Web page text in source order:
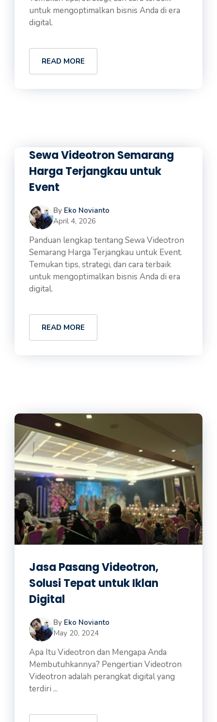
untuk mengoptimalkan bisnis Anda di era
digital.
READ MORE
Sewa Videotron Semarang
Harga Terjangkau untuk
Event
By Eko Novianto
April 4, 2026
Panduan lengkap tentang Sewa Videotron
Semarang Harga Terjangkau untuk Event.
Temukan tips, strategi, dan cara terbaik
untuk mengoptimalkan bisnis Anda di era
digital.
READ MORE
Jasa Pasang Videotron,
Solusi Tepat untuk Iklan
Digital
By Eko Novianto
May 20, 2024
Apa Itu Videotron dan Mengapa Anda
Membutuhkannya? Pengertian Videotron
Videotron adalah perangkat digital yang
terdiri ...